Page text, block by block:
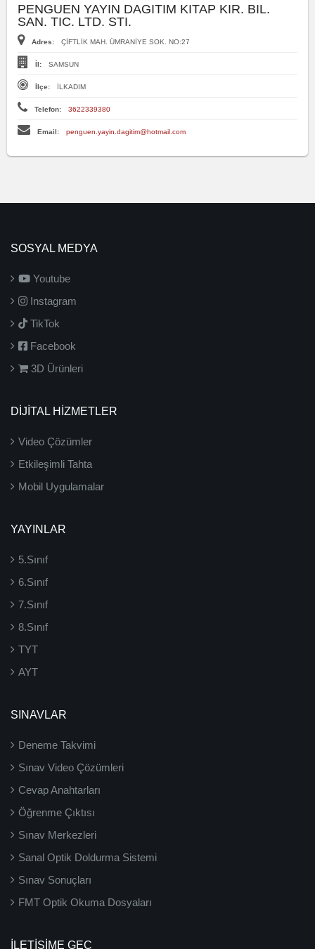
PENGUEN YAYIN DAGITIM KITAP KIR. BIL.
SAN. TIC. LTD. STI.
Adres: ÇİFTLİK MAH. ÜMRANİYE SOK. NO:27
İl: SAMSUN
İlçe: İLKADIM
Telefon: 3622339380
Email: penguen.yayin.dagitim@hotmail.com
SOSYAL MEDYA
Youtube
Instagram
TikTok
Facebook
3D Ürünleri
DİJİTAL HİZMETLER
Video Çözümler
Etkileşimli Tahta
Mobil Uygulamalar
YAYINLAR
5.Sınıf
6.Sınıf
7.Sınıf
8.Sınıf
TYT
AYT
SINAVLAR
Deneme Takvimi
Sınav Video Çözümleri
Cevap Anahtarları
Öğrenme Çıktısı
Sınav Merkezleri
Sanal Optik Doldurma Sistemi
Sınav Sonuçları
FMT Optik Okuma Dosyaları
İLETIŞIME GEÇ